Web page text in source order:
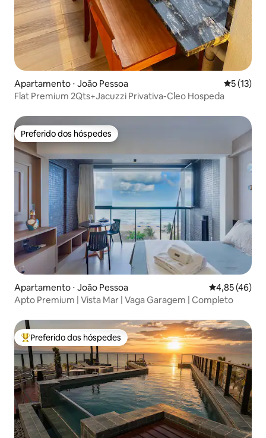
Apartamento ⋅ João Pessoa 5 de uma
5 (13)
Flat Premium 2Qts+Jacuzzi Privativa-Cleo Hospeda
Preferido dos hóspedes
Preferido dos hóspedes
Apartamento ⋅ João Pessoa 4,85 de uma
4,85 (46)
Apto Premium | Vista Mar | Vaga Garagem | Completo
Entre os melhores preferidos dos hóspedes
Preferido dos hóspedes